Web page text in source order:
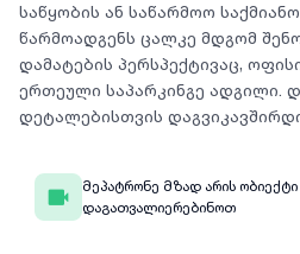
საწყობის ან საწარმოო
წარმოადგენს ცალკე მდგომ
დამატების პერსპექტივაც,
ერთეული საპარკინგე ადგილი.
დეტალებისთვის
მეპატრონე მზად არის
დაგათვალიერებინოთ